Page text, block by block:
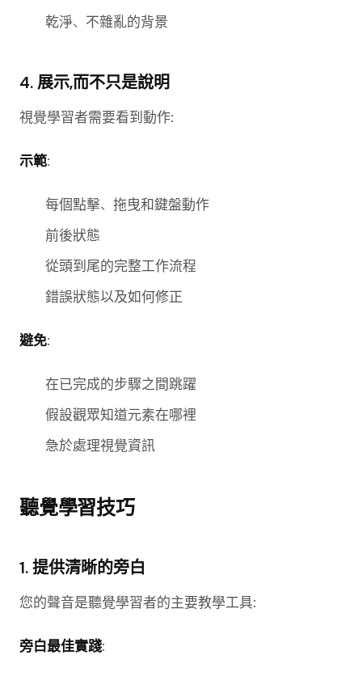
乾淨、不雜亂的背景
4. 展示,而不只是說明
視覺學習者需要看到動作:
示範:
每個點擊、拖曳和鍵盤動作
前後狀態
從頭到尾的完整工作流程
錯誤狀態以及如何修正
避免:
在已完成的步驟之間跳躍
假設觀眾知道元素在哪裡
急於處理視覺資訊
聽覺學習技巧
1. 提供清晰的旁白
您的聲音是聽覺學習者的主要教學工具:
旁白最佳實踐: